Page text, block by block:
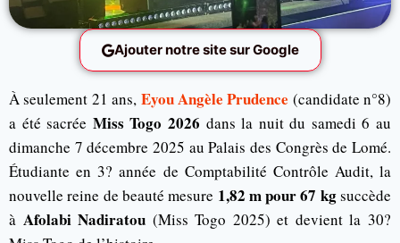
Ajouter notre site sur Google
À seulement 21 ans, Eyou Angèle Prudence (candidate n°8)
a été sacrée Miss Togo 2026 dans la nuit du samedi 6 au
dimanche 7 décembre 2025 au Palais des Congrès de Lomé.
Étudiante en 3? année de Comptabilité Contrôle Audit, la
nouvelle reine de beauté mesure 1,82 m pour 67 kgsuccède
à Afolabi Nadiratou (Miss Togo 2025) et devient la 30?